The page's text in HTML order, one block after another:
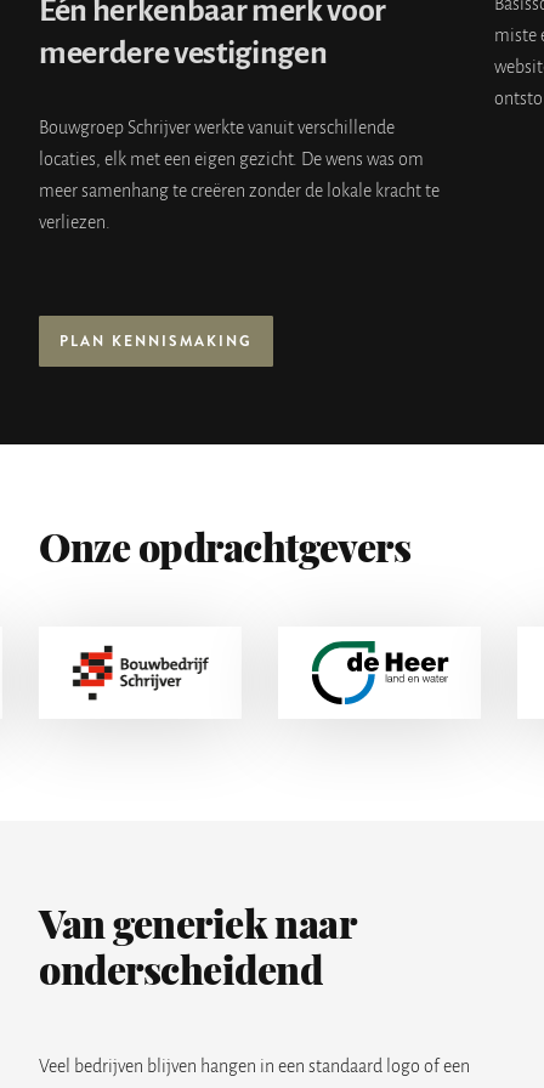
meerdere vestigingen
Bouwgroep Schrijver werkte vanuit verschillende
locaties, elk met een eigen gezicht. De wens was om
meer samenhang te creëren zonder de lokale kracht te
verliezen.
miste
PLAN KENNISMAKING
Onze opdrachtgevers
Van generiek naar
onderscheidend
Veel bedrijven blijven hangen in een standaard logo of een